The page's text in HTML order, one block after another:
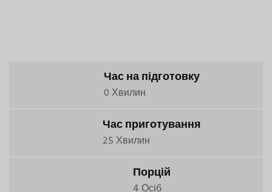
Час на підготовку
0 Хвилин
Час приготування
25 Хвилин
Порцій